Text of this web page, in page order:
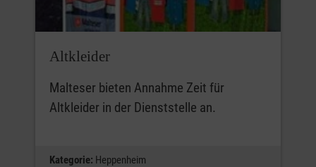
Altkleider
Malteser bieten Annahme Zeit für
Altkleider in der Dienststelle an.
Kategorie: Heppenheim